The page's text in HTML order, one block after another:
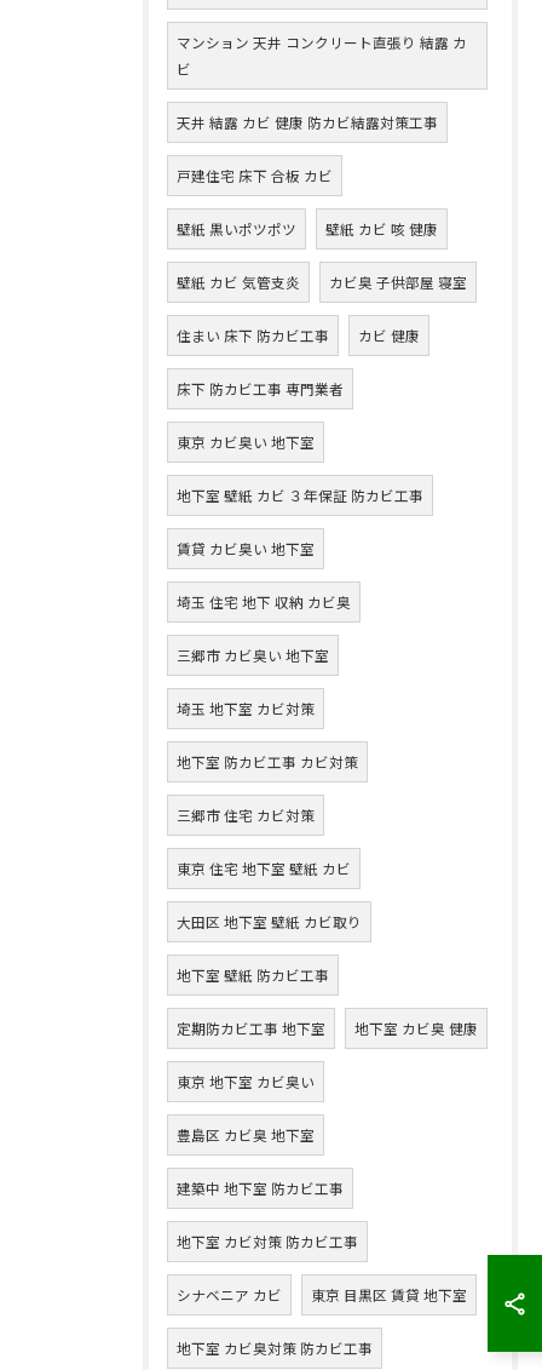
マンション 天井 コンクリート直張り 結露 カ
ビ
天井 結露 カビ 健康 防カビ結露対策工事
戸建住宅 床下 合板 カビ
壁紙 黒いポツポツ 壁紙 カビ 咳 健康
壁紙 カビ 気管支炎 カビ臭 子供部屋 寝室
住まい 床下 防カビ工事 カビ 健康
床下 防カビ工事 専門業者
東京 カビ臭い 地下室
地下室 壁紙 カビ ３年保証 防カビ工事
賃貸 カビ臭い 地下室
埼玉 住宅 地下 収納 カビ臭
三郷市 カビ臭い 地下室
埼玉 地下室 カビ対策
地下室 防カビ工事 カビ対策
三郷市 住宅 カビ対策
東京 住宅 地下室 壁紙 カビ
大田区 地下室 壁紙 カビ取り
地下室 壁紙 防カビ工事
定期防カビ工事 地下室 地下室 カビ臭 健康
東京 地下室 カビ臭い
豊島区 カビ臭 地下室
建築中 地下室 防カビ工事
地下室 カビ対策 防カビ工事
シナベニア カビ 東京 目黒区 賃貸 地下室
地下室 カビ臭対策 防カビ工事